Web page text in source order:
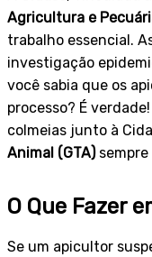
Agricultura e
trabalho essencial.
investigação
você sabia que os
processo? É
colmeias junto à
Animal (GTA)sempre
O Que Fazer
Se um apicultor